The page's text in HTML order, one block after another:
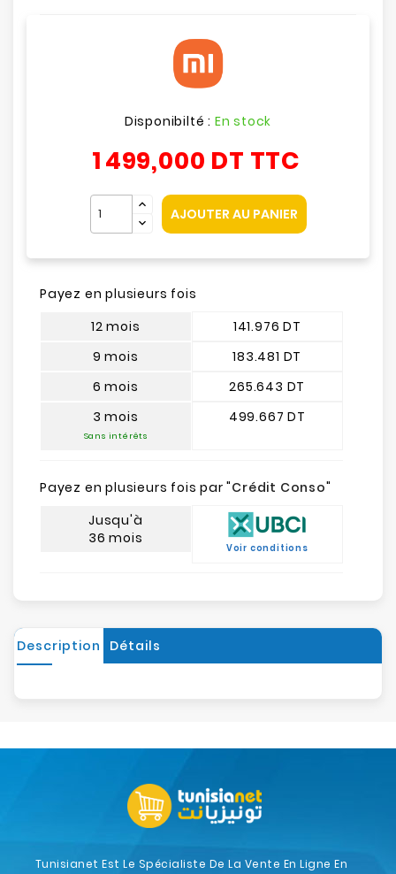
Disponibilté : En stock
1 499,000 DT TTC
AJOUTER AU PANIER
Payez en plusieurs fois
12 mois
9 mois
6 mois
3 mois
Sans intérêts
141.976 DT
183.481 DT
265.643 DT
499.667 DT
Payez en plusieurs fois par "Crédit Conso"
Jusqu'à
36 mois
Voir conditions
Description Détails
Tunisianet Est Le Spécialiste De La Vente En Ligne En